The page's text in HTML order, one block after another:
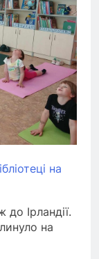
на
Ірландії.
на